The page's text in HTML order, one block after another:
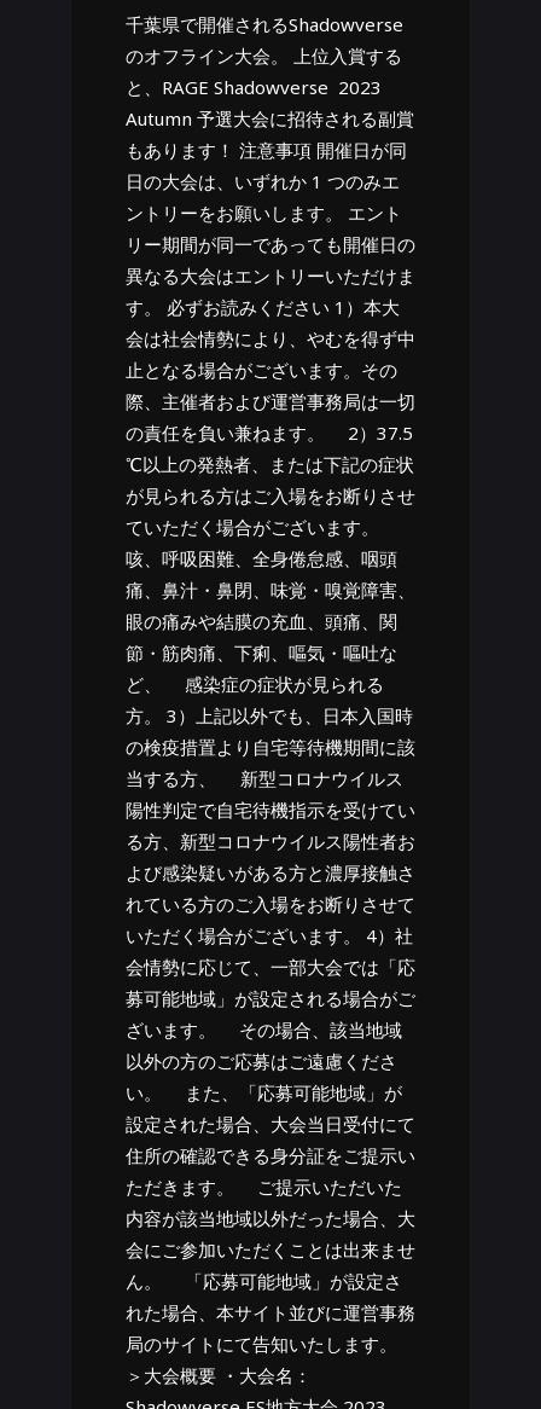
千葉県で開催されるShadowverse
のオフライン大会。 上位入賞する
と、RAGE Shadowverse 2023
Autumn 予選大会に招待される副賞
もあります！ 注意事項 開催日が同
日の大会は、いずれか 1 つのみエ
ントリーをお願いします。 エント
リー期間が同一であっても開催日の
異なる大会はエントリーいただけま
す。 必ずお読みください 1）本大
会は社会情勢により、やむを得ず中
止となる場合がございます。その
際、主催者および運営事務局は一切
の責任を負い兼ねます。 2）37.5
℃以上の発熱者、または下記の症状
が見られる方はご入場をお断りさせ
ていただく場合がございます。
咳、呼吸困難、全身倦怠感、咽頭
痛、鼻汁・鼻閉、味覚・嗅覚障害、
眼の痛みや結膜の充血、頭痛、関
節・筋肉痛、下痢、嘔気・嘔吐な
ど、 感染症の症状が見られる
方。 3）上記以外でも、日本入国時
の検疫措置より自宅等待機期間に該
当する方、 新型コロナウイルス
陽性判定で自宅待機指示を受けてい
る方、新型コロナウイルス陽性者お
よび感染疑いがある方と濃厚接触さ
れている方のご入場をお断りさせて
いただく場合がございます。 4）社
会情勢に応じて、一部大会では「応
募可能地域」が設定される場合がご
ざいます。 その場合、該当地域
以外の方のご応募はご遠慮くださ
い。 また、「応募可能地域」が
設定された場合、大会当日受付にて
住所の確認できる身分証をご提示い
ただきます。 ご提示いただいた
内容が該当地域以外だった場合、大
会にご参加いただくことは出来ませ
ん。 「応募可能地域」が設定さ
れた場合、本サイト並びに運営事務
局のサイトにて告知いたします。
＞大会概要 ・大会名：